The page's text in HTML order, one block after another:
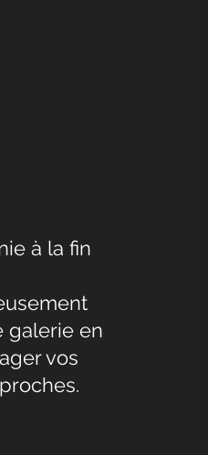
à la fin
galerie en
vos